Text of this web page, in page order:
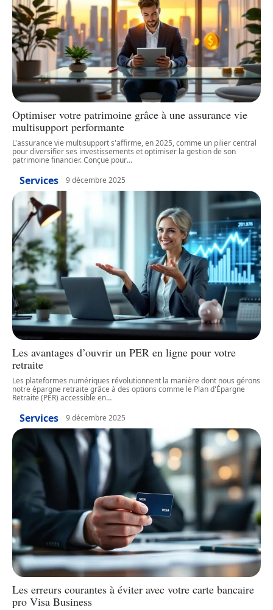
Optimiser votre patrimoine grâce à une assurance vie
multisupport performante
L'assurance vie multisupport s'affirme, en 2025, comme un pilier central
pour diversifier ses investissements et optimiser la gestion de son
patrimoine financier. Conçue pour…
Services 9 décembre 2025
Les avantages d’ouvrir un PER en ligne pour votre
retraite
Les plateformes numériques révolutionnent la manière dont nous gérons
notre épargne retraite grâce à des options comme le Plan d'Épargne
Retraite (PER) accessible en…
Services 9 décembre 2025
Les erreurs courantes à éviter avec votre carte bancaire
pro Visa Business